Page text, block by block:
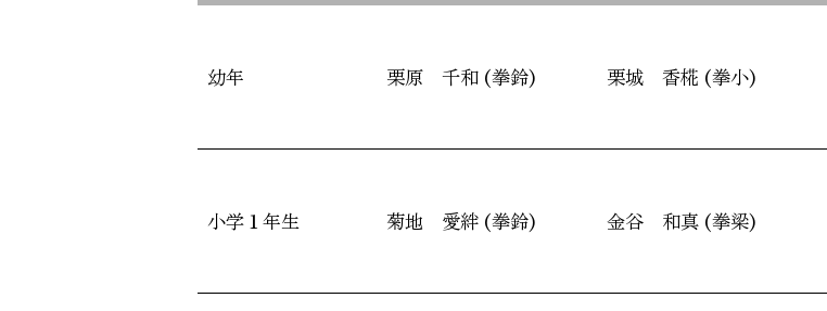
幼年 栗原 千和 (拳鈴) 栗城 香椛 (拳小)
小学１年生 菊地 愛絆 (拳鈴) 金谷 和真 (拳梁)